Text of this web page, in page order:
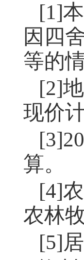
[1]
因四
等的
[2]
现价
算。
[4]
农林
[5]